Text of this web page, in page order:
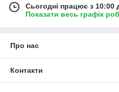
Сьогодні працює з 10:00
Показати весь графік
Про нас
Контакти